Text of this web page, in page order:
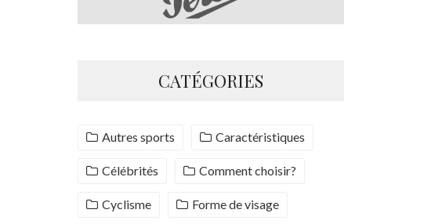
CATÉGORIES
Autres sports Caractéristiques
Célébrités Comment choisir?
Cyclisme Forme de visage